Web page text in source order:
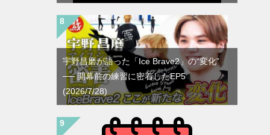
宇野昌磨が語った「Ice Brave2」の“変化”
── 開幕前の練習に密着したEP5
(2026/7/28)